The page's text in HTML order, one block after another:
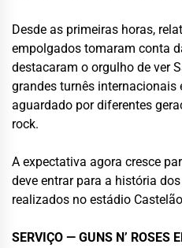
Desde as primeiras horas,
empolgados tomaram conta
destacaram o orgulho de ver
grandes turnês internacionais
aguardado por diferentes
rock.
A expectativa agora cresce
deve entrar para a história
realizados no estádio
SERVIÇO — GUNS N’ ROSES